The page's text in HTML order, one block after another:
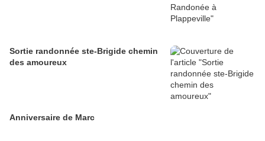
Sortie randonnée ste-Brigide chemin
des amoureux
Anniversaire de Marc